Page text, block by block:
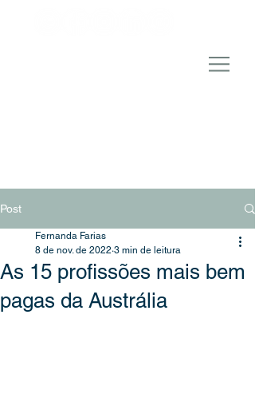
Post
As 15 profissões mais bem
pagas da Austrália
Fernanda Farias
8 de nov. de 2022 3 min de leitura